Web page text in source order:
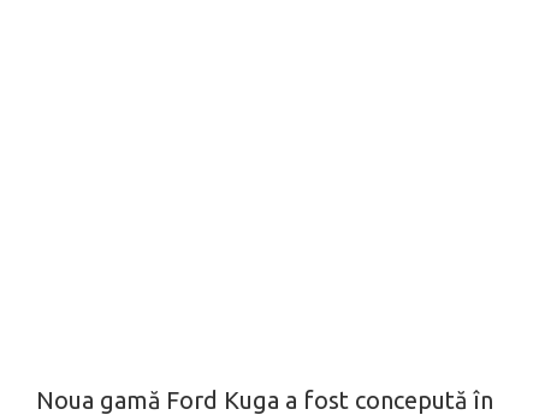
Noua gamă Ford Kuga a fost concepută în